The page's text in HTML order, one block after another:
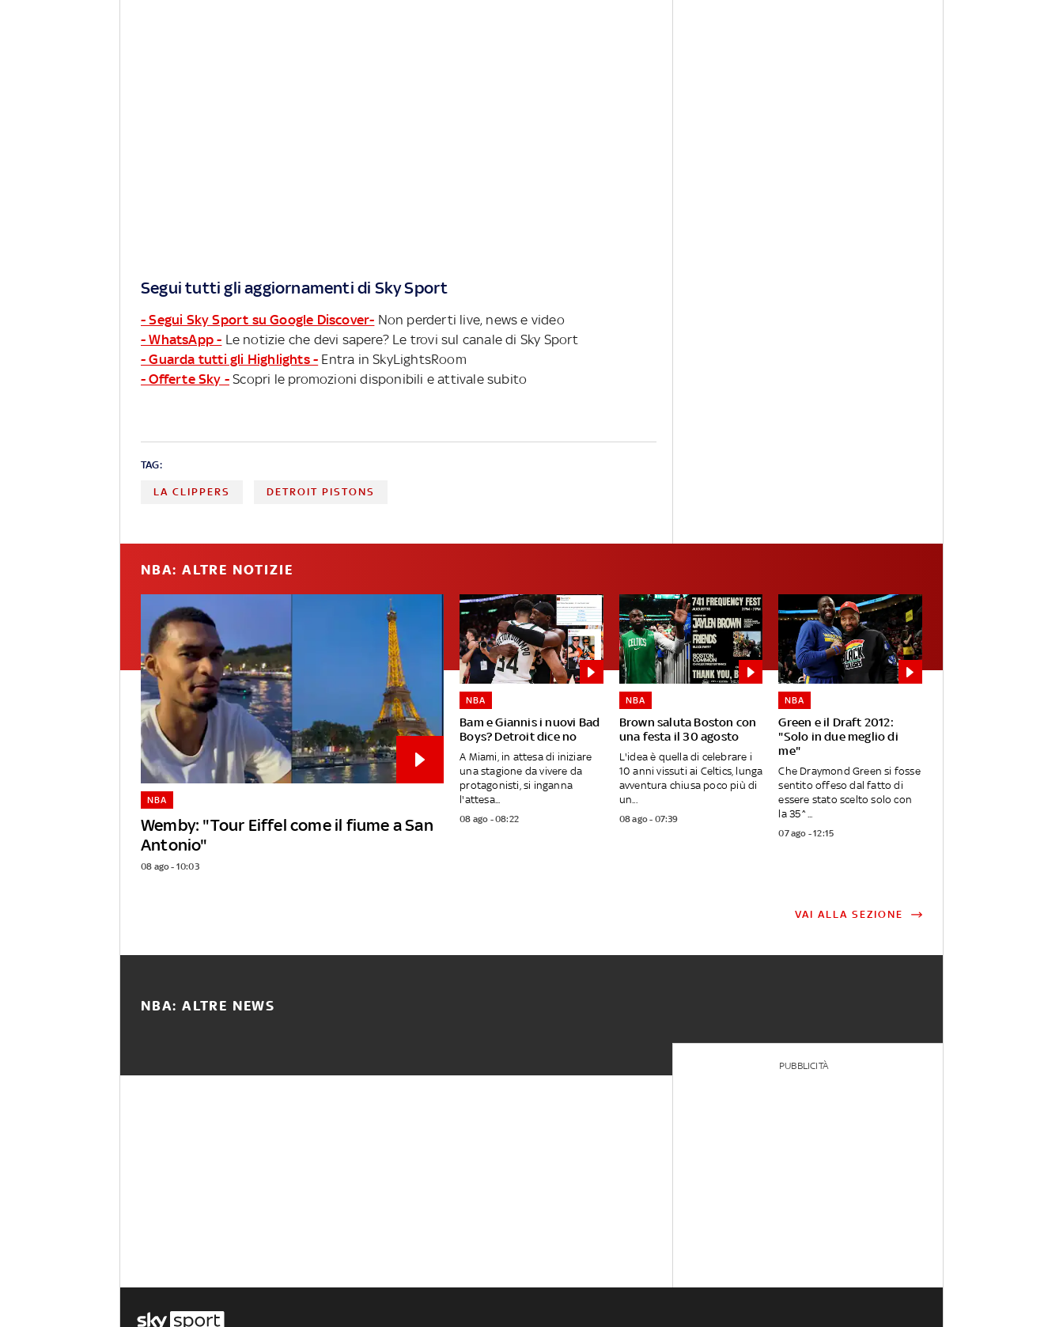
Segui tutti gli aggiornamenti di Sky Sport
- Segui Sky Sport su Google Discover- Non perderti live, news e video
- WhatsApp - Le notizie che devi sapere? Le trovi sul canale di Sky Sport
- Guarda tutti gli Highlights - Entra in SkyLightsRoom
- Offerte Sky - Scopri le promozioni disponibili e attivale subito
TAG:
LA CLIPPERS DETROIT PISTONS
NBA: ALTRE NOTIZIE
Wemby: "Tour Eiffel come il fiume a San
Antonio"
NBA
08 ago - 10:03
Bam e Giannis i nuovi Bad
Boys? Detroit dice no
NBA
A Miami, in attesa di iniziare
una stagione da vivere da
protagonisti, si inganna
l'attesa...
08 ago - 08:22
Brown saluta Boston con
una festa il 30 agosto
NBA
L'idea è quella di celebrare i
10 anni vissuti ai Celtics, lunga
avventura chiusa poco più di
un...
08 ago - 07:39
Green e il Draft 2012:
"Solo in due meglio di
me"
NBA
Che Draymond Green si fosse
sentito offeso dal fatto di
essere stato scelto solo con
la 35^...
07 ago - 12:15
VAI ALLA SEZIONE
NBA: ALTRE NEWS
PUBBLICITÀ